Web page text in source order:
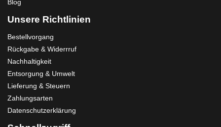
Blog
Unsere Richtlinien
Bestellvorgang
Rückgabe & Widerrruf
Nachhaltigkeit
Entsorgung & Umwelt
Lieferung & Steuern
Zahlungsarten
Datenschutzerklärung